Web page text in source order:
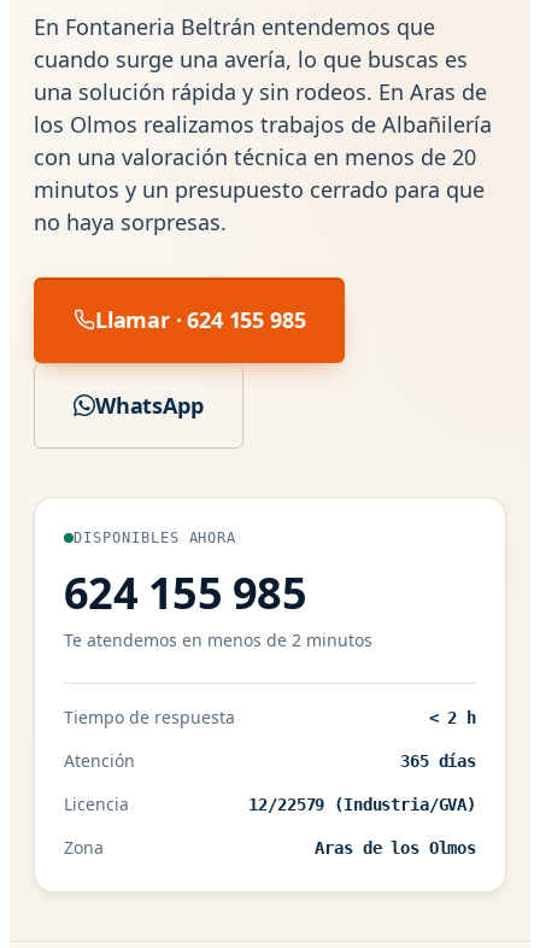
En Fontaneria Beltrán entendemos que
cuando surge una avería, lo que buscas es
una solución rápida y sin rodeos. En Aras de
los Olmos realizamos trabajos de Albañilería
con una valoración técnica en menos de 20
minutos y un presupuesto cerrado para que
no haya sorpresas.
Llamar · 624 155 985
WhatsApp
DISPONIBLES AHORA
624 155 985
Te atendemos en menos de 2 minutos
Tiempo de respuesta < 2 h
Atención 365 días
Licencia 12/22579 (Industria/GVA)
Zona Aras de los Olmos